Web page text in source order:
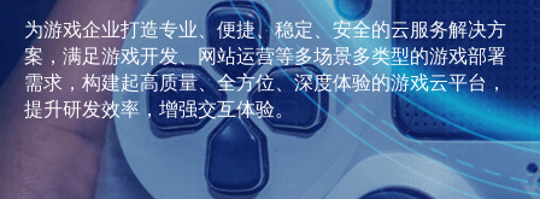
为游戏企业打造专业、便捷、稳定、安全的云服务解决方
案，满足游戏开发、网站运营等多场景多类型的游戏部署
需求，构建起高质量、全方位、深度体验的游戏云平台，
提升研发效率，增强交互体验。